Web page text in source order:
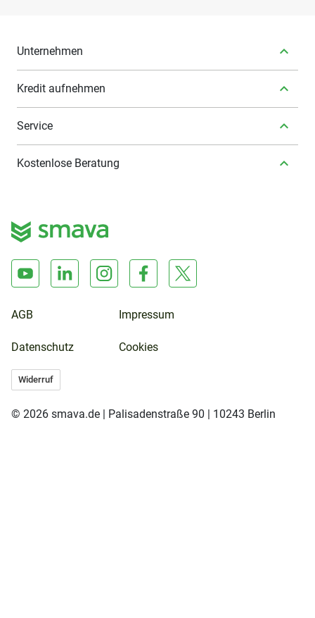
Unternehmen
Kredit aufnehmen
Service
Kostenlose Beratung
AGB Impressum
Datenschutz Cookies
Widerruf
© 2026 smava.de | Palisadenstraße 90 | 10243 Berlin